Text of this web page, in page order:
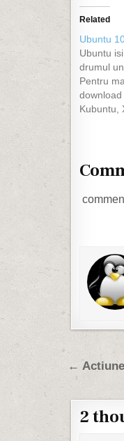
Related
Ubuntu
Ubuntu
drumul
Pentru
download
Kubuntu,
Post
←
2